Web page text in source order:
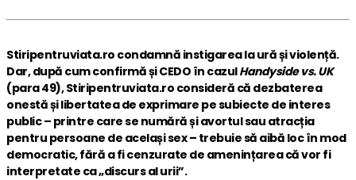
Stiripentruviata.ro condamnă instigarea la ură și violență.
Dar, după cum confirmă și CEDO în cazulHandyside vs. UK
(para 49), Stiripentruviata.ro consideră că dezbaterea
onestă și libertatea de exprimare pe subiecte de interes
public – printre care se numără și avortul sau atracția
pentru persoane de același sex – trebuie să aibă loc în mod
democratic, fără a fi cenzurate de amenințarea că vor fi
interpretate ca „discurs al urii”.